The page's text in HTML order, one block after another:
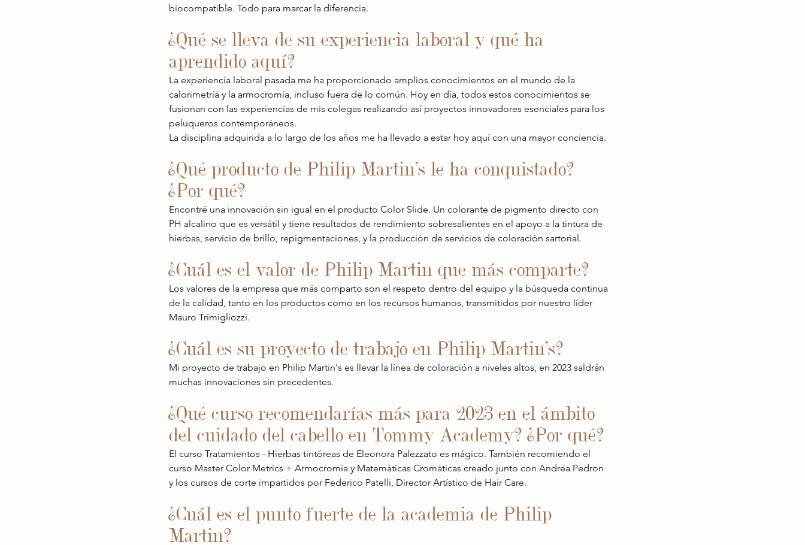
biocompatible. Todo para marcar la diferencia.
¿Qué se lleva de su experiencia laboral y qué ha
aprendido aquí?
La experiencia laboral pasada me ha proporcionado amplios conocimientos en el mundo de la
calorimetría y la armocromía, incluso fuera de lo común. Hoy en día, todos estos conocimientos se
fusionan con las experiencias de mis colegas realizando así proyectos innovadores esenciales para los
peluqueros contemporáneos.
La disciplina adquirida a lo largo de los años me ha llevado a estar hoy aquí con una mayor conciencia.
¿Qué producto de Philip Martin's le ha conquistado?
¿Por qué?
Encontré una innovación sin igual en el producto Color Slide. Un colorante de pigmento directo con
PH alcalino que es versátil y tiene resultados de rendimiento sobresalientes en el apoyo a la tintura de
hierbas, servicio de brillo, repigmentaciones, y la producción de servicios de coloración sartorial.
¿Cuál es el valor de Philip Martin que más comparte?
Los valores de la empresa que más comparto son el respeto dentro del equipo y la búsqueda continua
de la calidad, tanto en los productos como en los recursos humanos, transmitidos por nuestro líder
Mauro Trimigliozzi.
¿Cuál es su proyecto de trabajo en Philip Martin's?
Mi proyecto de trabajo en Philip Martin's es llevar la línea de coloración a niveles altos, en 2023 saldrán
muchas innovaciones sin precedentes.
¿Qué curso recomendarías más para 2023 en el ámbito
del cuidado del cabello en Tommy Academy? ¿Por qué?
El curso Tratamientos - Hierbas tintóreas de Eleonora Palezzato es mágico. También recomiendo el
curso Master Color Metrics + Armocromía y Matemáticas Cromáticas creado junto con Andrea Pedron
y los cursos de corte impartidos por Federico Patelli, Director Artístico de Hair Care.
¿Cuál es el punto fuerte de la academia de Philip
Martin?